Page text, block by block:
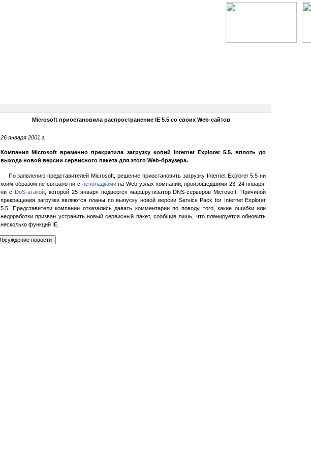
Microsoft приостановила распространение IE 5.5 со своих Web-сайтов
26 января 2001 г.
Компания Microsoft временно прекратила загрузку копий Internet Explorer 5.5. вплоть до
выхода новой версии сервисного пакета для этого Web-браузера.
По заявлению представителей Microsoft, решение приостановить загрузку Internet Explorer 5.5 ни
коим образом не связано ни с неполадкамина Web-узлах компании, произошедшими 23–24 января,
ни с DoS-атакой, которой 25 января подвергся маршрутизатор DNS-серверов Microsoft. Причиной
прекращения загрузки являются планы по выпуску новой версии Service Pack for Internet Explorer
5.5. Представители компании отказались давать комментарии по поводу того, какие ошибки или
недоработки призван устранить новый сервисный пакет, сообщив лишь, что планируется обновить
несколько функций IE.